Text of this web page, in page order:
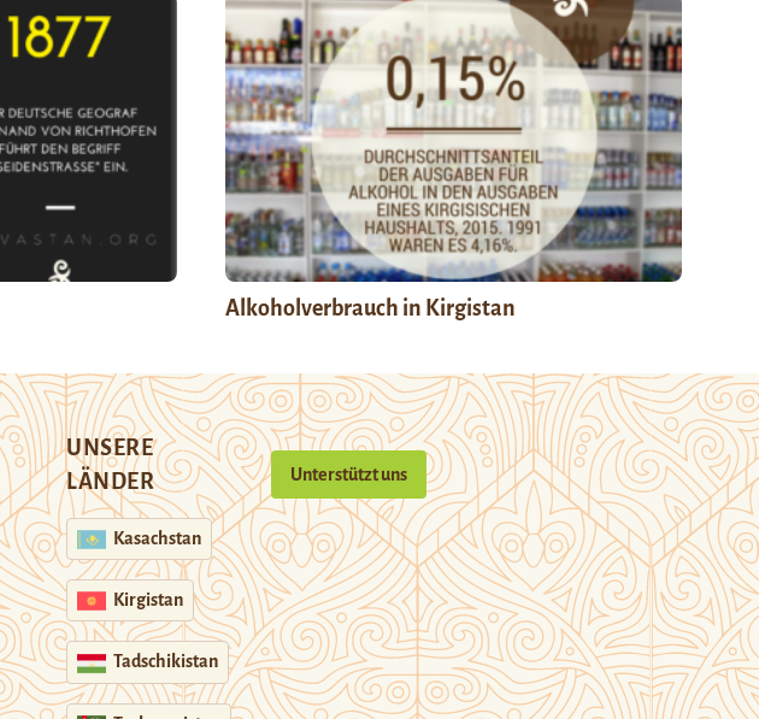
Alkoholverbrauch in Kirgistan
UNSERE
LÄNDER
Kasachstan
Kirgistan
Tadschikistan
Unterstützt uns